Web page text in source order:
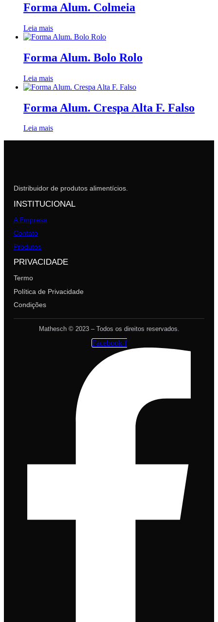
Forma Alum. Colmeia
Leia mais
Forma Alum. Bolo Rolo
Leia mais
Forma Alum. Crespa Alta F. Falso
Leia mais
Distribuidor de produtos alimentícios.
INSTITUCIONAL
A Empresa
Contato
Produtos
PRIVACIDADE
Termo
Política de Privacidade
Condições
Mathesch © 2023 – Todos os direitos reservados.
Facebook-f